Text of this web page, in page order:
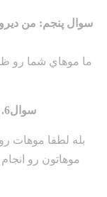
سوال پنجم: من
سوال6. مي تونم موهام رو رنگ کنم يا صاف کنم ؟
بله لطفا موهات
موهاتون رو